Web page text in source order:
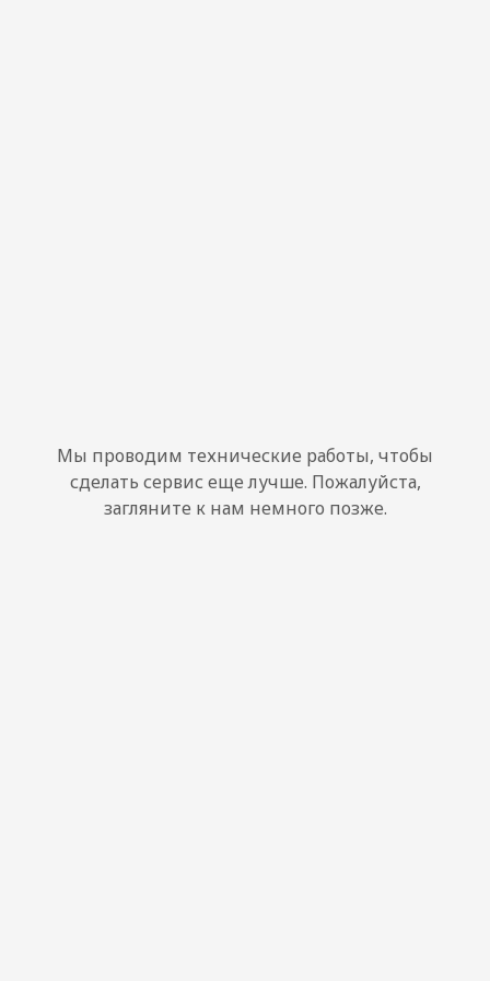
Мы проводим технические работы, чтобы
сделать сервис еще лучше. Пожалуйста,
загляните к нам немного позже.